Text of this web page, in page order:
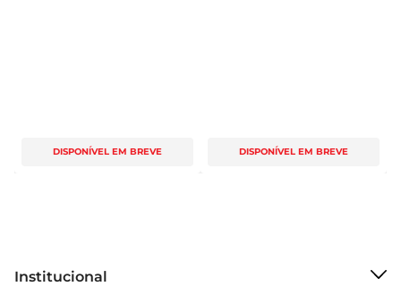
DISPONÍVEL EM BREVE DISPONÍVEL EM BREVE
Institucional